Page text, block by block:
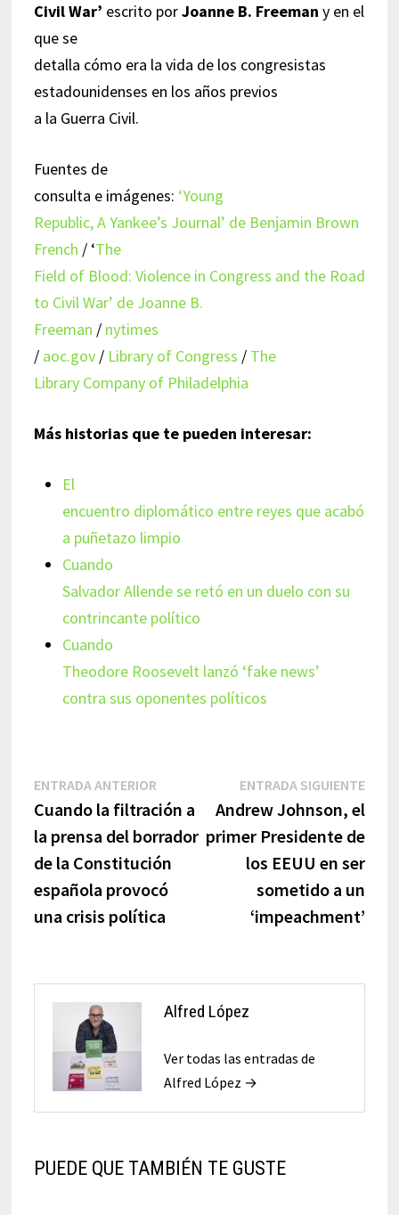
Civil War’ escrito porJoanne B. Freeman y en el
que se
detalla cómo era la vida de los congresistas
estadounidenses en los años previos
a la Guerra Civil.
Fuentes de
consulta e imágenes: ‘Young
Republic, A Yankee’s Journal’ de Benjamin Brown
French / ‘The
Field of Blood: Violence in Congress and the Road
to Civil War’ de Joanne B.
Freeman / nytimes
/ aoc.gov/ Library of Congress / The
Library Company of Philadelphia
Más historias que te pueden interesar:
El
encuentro diplomático entre reyes que acabó
a puñetazo limpio
Cuando
Salvador Allende se retó en un duelo con su
contrincante político
Cuando
Theodore Roosevelt lanzó ‘fake news’
contra sus oponentes políticos
Navegación
de
entradas
ENTRADA ANTERIOREntrada
anterior:
Cuando la filtración a
la prensa del borrador
de la Constitución
española provocó
una crisis política
ENTRADA SIGUIENTE
Andrew Johnson, el
primer Presidente de
los EEUU en ser
sometido a un
‘impeachment’
Alfred López
Ver todas las entradas de
Alfred López →
PUEDE QUE TAMBIÉN TE GUSTE